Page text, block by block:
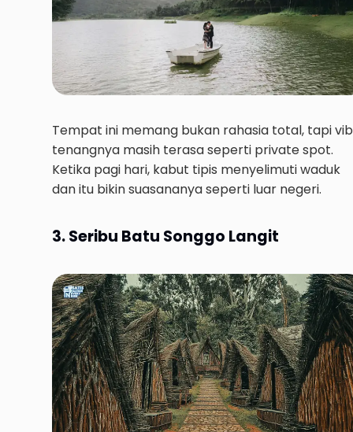
Tempat ini memang bukan rahasia total, tapi
tenangnya masih terasa seperti private spot.
Ketika pagi hari, kabut tipis menyelimuti waduk
dan itu bikin suasananya seperti luar negeri.
3. Seribu Batu Songgo Langit